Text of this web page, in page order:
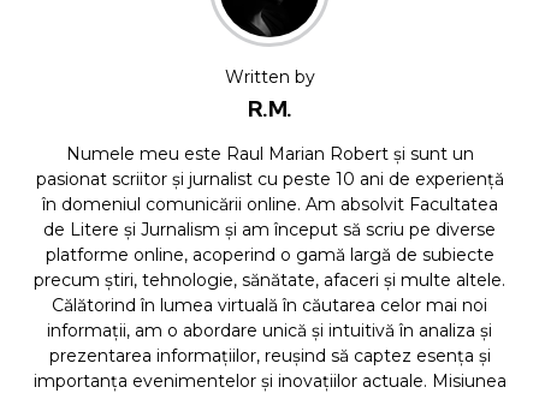
Written by
R.M.
Numele meu este Raul Marian Robert și sunt un
pasionat scriitor și jurnalist cu peste 10 ani de experiență
în domeniul comunicării online. Am absolvit Facultatea
de Litere și Jurnalism și am început să scriu pe diverse
platforme online, acoperind o gamă largă de subiecte
precum știri, tehnologie, sănătate, afaceri și multe altele.
Călătorind în lumea virtuală în căutarea celor mai noi
informații, am o abordare unică și intuitivă în analiza și
prezentarea informațiilor, reușind să captez esența și
importanța evenimentelor și inovațiilor actuale. Misiunea